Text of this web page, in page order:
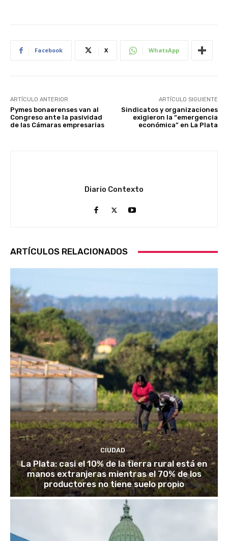
Facebook X WhatsApp
ARTÍCULO ANTERIOR
Pymes bonaerenses van al
Congreso ante la pasividad
de las Cámaras empresarias
ARTÍCULO SIGUIENTE
Sindicatos y organizaciones
exigieron la “emergencia
económica” en La Plata
Diario Contexto
ARTÍCULOS RELACIONADOS
CIUDAD
La Plata: casi el 10% de la tierra rural está en
manos extranjeras mientras el 70% de los
productores no tiene suelo propio